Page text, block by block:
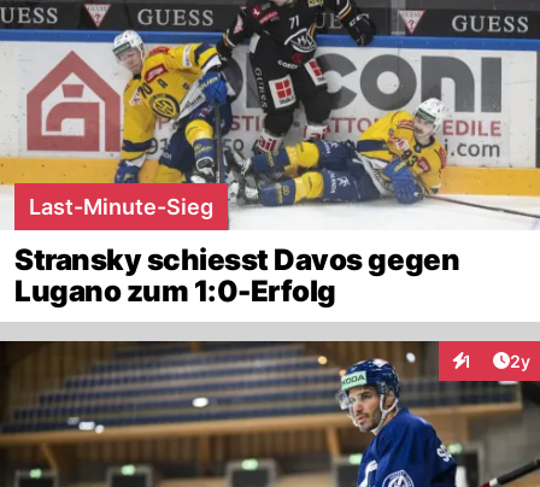
Last-Minute-Sieg
Stransky schiesst Davos gegen
Lugano zum 1:0-Erfolg
1 2y